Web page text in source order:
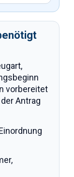
vorbereitet
Antrag